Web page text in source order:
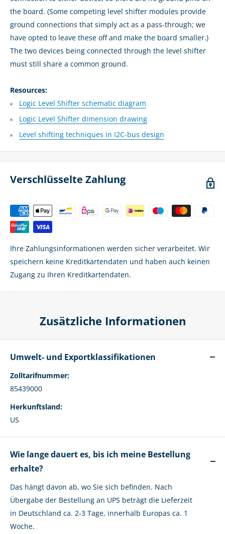
the board. (Some competing level shifter modules provide
ground connections that simply act as a pass-through; we
have opted to leave these off and make the board smaller.)
The two devices being connected through the level shifter
must still share a common ground.
Resources:
Logic Level Shifter schematic diagram
Logic Level Shifter dimension drawing
Level shifting techniques in I2C-bus design
Verschlüsselte Zahlung
Ihre Zahlungsinformationen werden sicher verarbeitet. Wir
speichern keine Kreditkartendaten und haben auch keinen
Zugang zu Ihren Kreditkartendaten.
Zusätzliche Informationen
Umwelt- und Exportklassifikationen
Zolltarifnummer:
85439000
Herkunftsland:
US
Wie lange dauert es, bis ich meine Bestellung
erhalte?
Das hängt davon ab, wo Sie sich befinden. Nach
Übergabe der Bestellung an UPS beträgt die Lieferzeit
in Deutschland ca. 2-3 Tage, innerhalb Europas ca. 1
Woche.